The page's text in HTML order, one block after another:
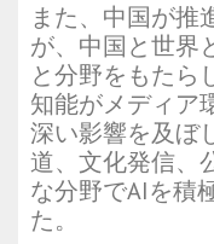
また、中国が推
が、中国と世界
と分野をもたら
知能がメディア
深い影響を及ぼ
道、文化発信、
な分野でAIを積
た。